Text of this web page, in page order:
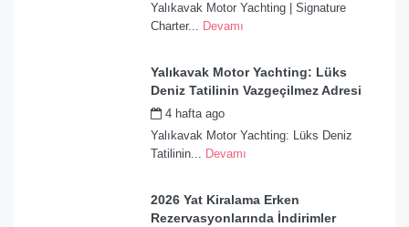
Yalıkavak Motor Yachting | Signature
Charter... Devamı
Yalıkavak Motor Yachting: Lüks
Deniz Tatilinin Vazgeçilmez Adresi
4 hafta ago
Yalıkavak Motor Yachting: Lüks Deniz
Tatilinin... Devamı
2026 Yat Kiralama Erken
Rezervasyonlarında İndirimler